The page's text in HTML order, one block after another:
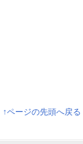
↑ページの先頭へ戻る